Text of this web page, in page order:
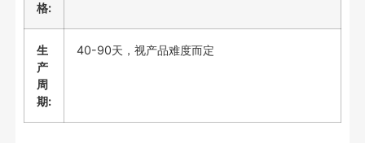
格:
生
产
周
期:
40-90天，视产品难度而定